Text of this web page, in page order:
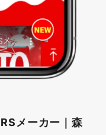
メーカー｜森